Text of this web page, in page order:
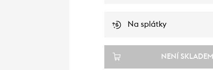
Na splátky
NENÍ SKLADEM